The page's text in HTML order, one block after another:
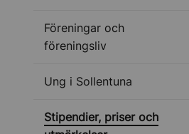
Föreningar och
föreningsliv
Ung i Sollentuna
Stipendier, priser och